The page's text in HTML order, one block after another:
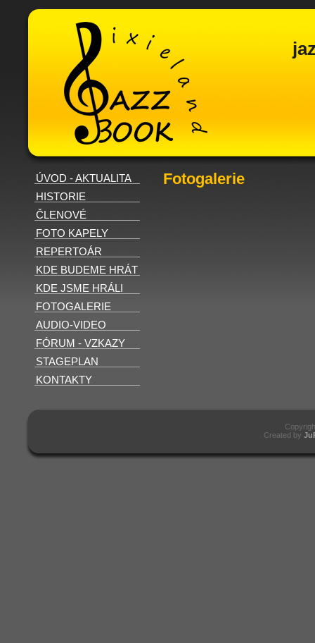
ÚVOD - AKTUALITA
HISTORIE
ČLENOVÉ
FOTO KAPELY
REPERTOÁR
KDE BUDEME HRÁT
KDE JSME HRÁLI
FOTOGALERIE
AUDIO-VIDEO
FÓRUM - VZKAZY
STAGEPLAN
KONTAKTY
Fotogalerie
Created by